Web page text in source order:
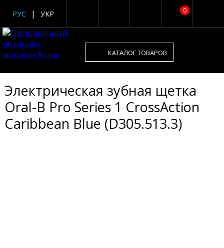
0
РУС УКР
КАТАЛОГ ТОВАРОВ
Электрическая зубная щетка
Oral-B Pro Series 1 CrossAction
Caribbean Blue (D305.513.3)